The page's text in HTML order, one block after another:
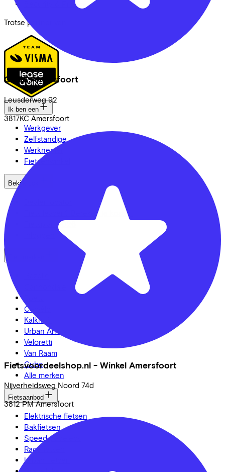
CC33 Amersfoort
Leusderweg 92
3817KC Amersfoort
Fietsvoordeelshop.nl - Winkel Amersfoort
Nijverheidsweg Noord 74d
3812 PM Amersfoort
Security & Privacy
Trotse partner van
Ik ben een
Werkgever
Zelfstandige
Werknemer
Fietsenwinkel
Bekijk ook
Fiets leasen? Bereken je kosten
Fietsplan 2026
Cervélo
Kalkhoff
Urban Arrow
Veloretti
Van Raam
Cube
Alle merken
Fietsaanbod
Elektrische fietsen
Bakfietsen
Speed pedelecs
Racefietsen
Urban fietsen